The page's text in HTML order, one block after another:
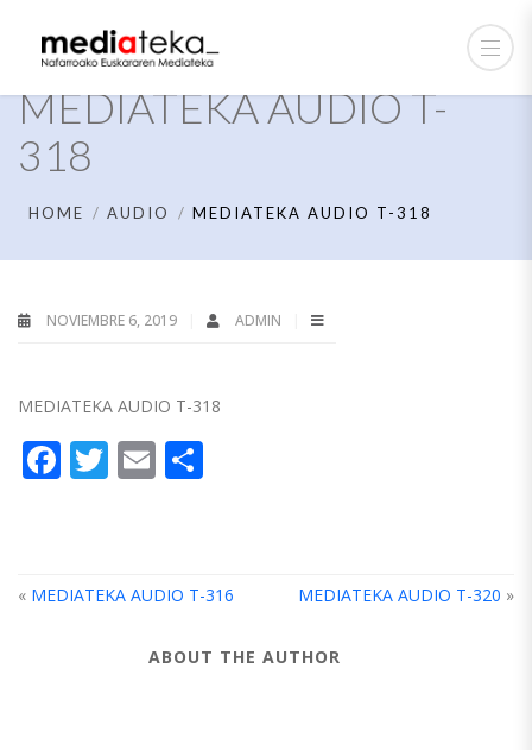
MEDIATEKA AUDIO T-
318
HOME AUDIO MEDIATEKA AUDIO T-318
NOVIEMBRE 6, 2019 ADMIN
MEDIATEKA AUDIO T-318
Facebook
Twitter
Email
« MEDIATEKA AUDIO T-316 MEDIATEKA AUDIO T-320 »
ABOUT THE AUTHOR